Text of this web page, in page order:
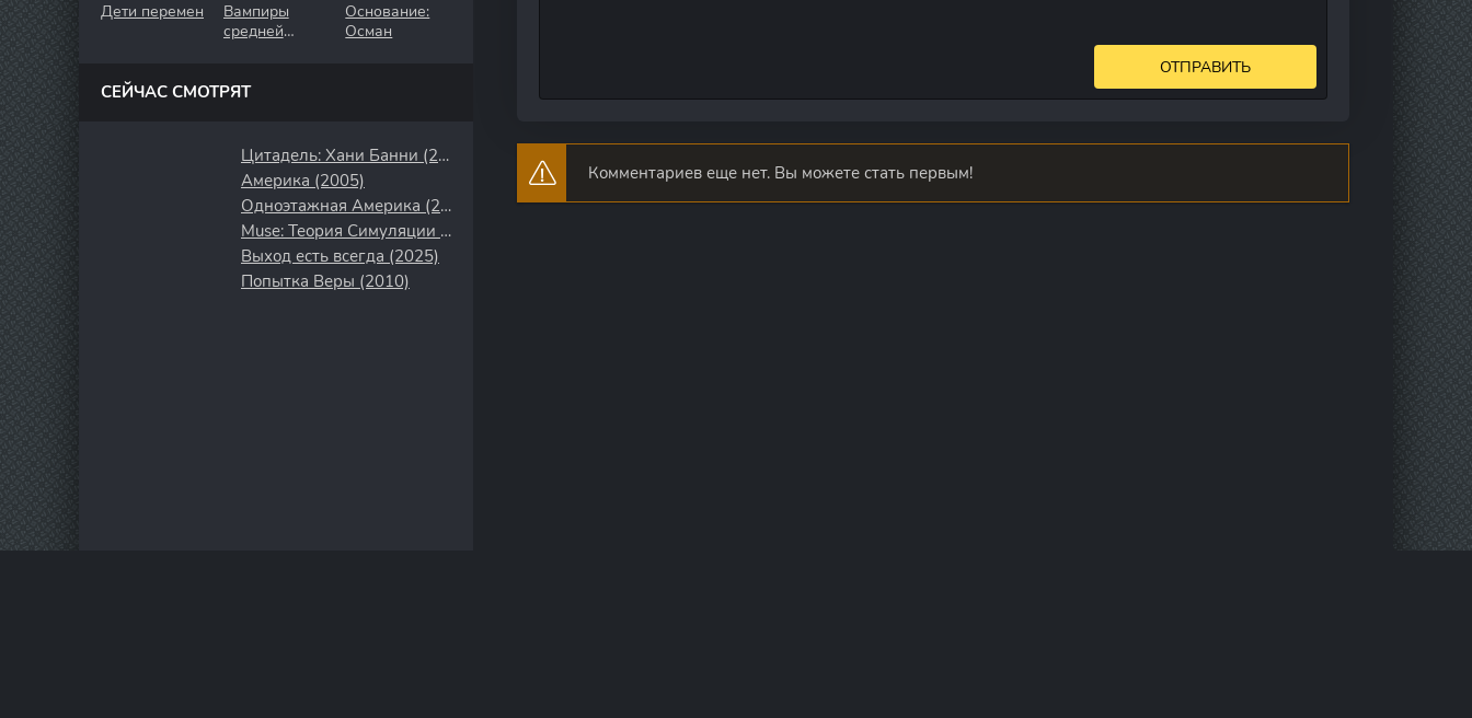
ОТПРАВИТЬ
Комментариев еще нет. Вы можете стать первым!
Дети перемен
Вампиры
средней
Основание:
Осман
СЕЙЧАС СМОТРЯТ
Цитадель: Хани Банни (2024)
Америка (2005)
Одноэтажная Америка (2008)
Muse: Теория Симуляции (2020)
Выход есть всегда (2025)
Попытка Веры (2010)